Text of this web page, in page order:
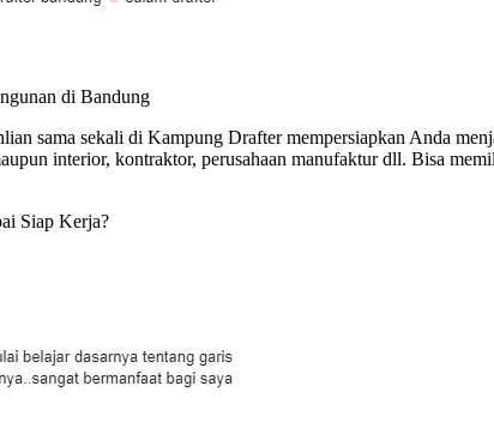
di Bandung
sama sekali di Kampung Drafter mempersiapkan Anda
interior, kontraktor, perusahaan manufaktur dll. Bisa
Siap Kerja?